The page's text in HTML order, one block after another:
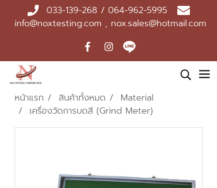
033-139-268 / 064-962-5995
info@noxtesting.com , nox.sales@hotmail.com
หน้าแรก สินค้าทั้งหมด
Material
เครื่องวัดการบดสี (Grind Meter)